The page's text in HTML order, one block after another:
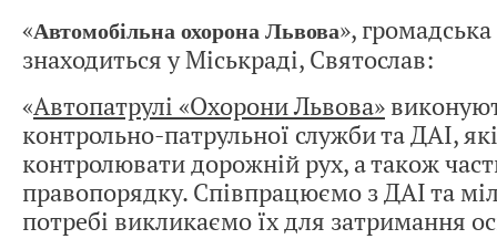
«Автомобільна охорона Львова», громадська
знаходиться у Міськраді, Святослав:
«Автопатрулі «Охорони Львова»
контрольно-патрульної служби та ДАІ,
контролювати дорожній рух, а також
правопорядку. Співпрацюємо з ДАІ та
потребі викликаємо їх для затримання